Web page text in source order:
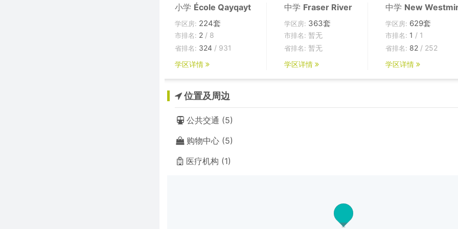
小学 École Qayqayt
学区房: 224套
市排名: 2 / 8
省排名: 324 / 931
学区详情
中学 Fraser River
学区房: 363套
市排名: 暂无
省排名: 暂无
学区详情
中学 New
学区房: 629套
市排名: 1 / 1
省排名: 82 / 252
学区详情
位置及周边
公共交通 (5)
购物中心 (5)
医疗机构 (1)